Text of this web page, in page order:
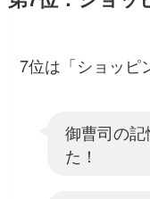
7位は「ショッピ
御曹司の
た！